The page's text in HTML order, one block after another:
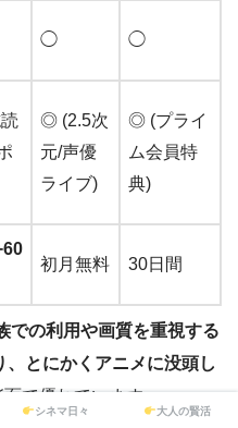
◯ ◯
◎ (2.5次
元/声優
ライブ)
◎ (プライ
ム会員特
典)
初月無料 30日間
での利用や画質を重視する
、とにかくアニメに没頭し
面で優れています。
シネマ日々 大人の賢活